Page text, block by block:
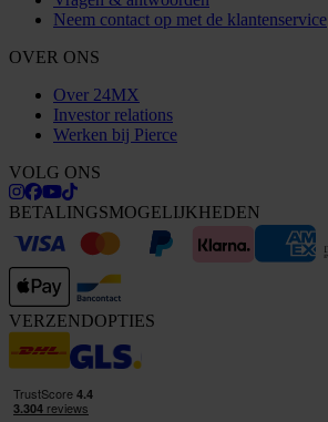
Neem contact op met de klantenservice
OVER ONS
Over 24MX
Investor relations
Werken bij Pierce
VOLG ONS
BETALINGSMOGELIJKHEDEN
VERZENDOPTIES